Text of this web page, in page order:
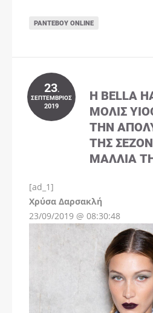
ΡΑΝΤΕΒΟΎ ONLINE
23.
ΣΕΠΤΈΜΒΡΙΟΣ
2019
Η BELLA
ΜΌΛΙΣ
ΤΗΝ
ΤΗΣ
ΜΑΛΛΙΆ
[ad_1]
Χρύσα Δαρσακλή
23/09/2019 @ 08:30:48